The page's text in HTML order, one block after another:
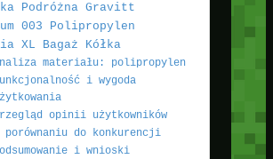
Podróżna Gravitt
003 Polipropylen
XL Bagaż Kółka
materiału: polipropylen
i wygoda
opinii użytkowników
porównaniu do konkurencji
i wnioski